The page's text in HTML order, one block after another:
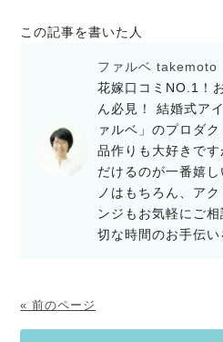
この記事を書いた人
ファルベ takemoto
花嫁口コミNO.1！
ん必見！ 結婚式ア
ァルベ」のプロダ
品作りも大好きで
だけるのが一番嬉
ノはもちろん、ア
ンジもお気軽にご
切な時間のお手伝い
« 前のページ